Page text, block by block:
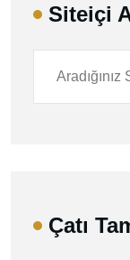
Siteiçi
Çatı